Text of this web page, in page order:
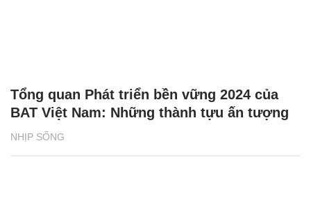
NHỊP SỐNG
Tổng quan Phát triển bền vững 2024 của
BAT Việt Nam: Những thành tựu ấn tượng